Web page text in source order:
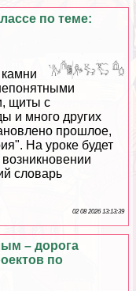
по теме:
щиты с
и много других
прошлое,
На уроке будет
словарь
02 08 2026 13:13:39
– дорога
по